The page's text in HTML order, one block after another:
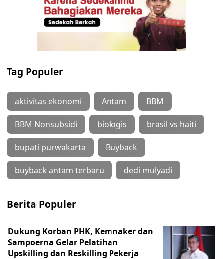
Tag Populer
aktivitas ekonomi Antam BBM
BBM Nonsubsidi biologis brasil vs haiti
bupati purwakarta Buyback
buyback antam terbaru dedi mulyadi
Berita Populer
Dukung Korban PHK, Kemnaker dan
Sampoerna Gelar Pelatihan
Upskilling dan Reskilling Pekerja